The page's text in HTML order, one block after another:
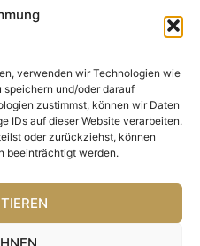
verwenden wir Technologien wie
und/oder darauf
zustimmst, können wir Daten
IDs auf dieser Website verarbeiten.
oder zurückziehst, können
beeinträchtigt werden.
Hollywood
Road Movie roadmovie
Tierfilm Ungeheuer USA